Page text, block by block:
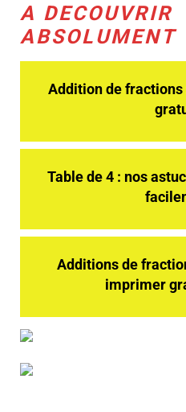
A DECOUVRIR
ABSOLUMENT
Addition de
Table de 4 : nos
Additions de
imprimer